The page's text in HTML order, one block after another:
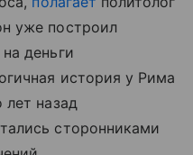
уже построил
деньги
история у Рима
лет назад
сторонниками